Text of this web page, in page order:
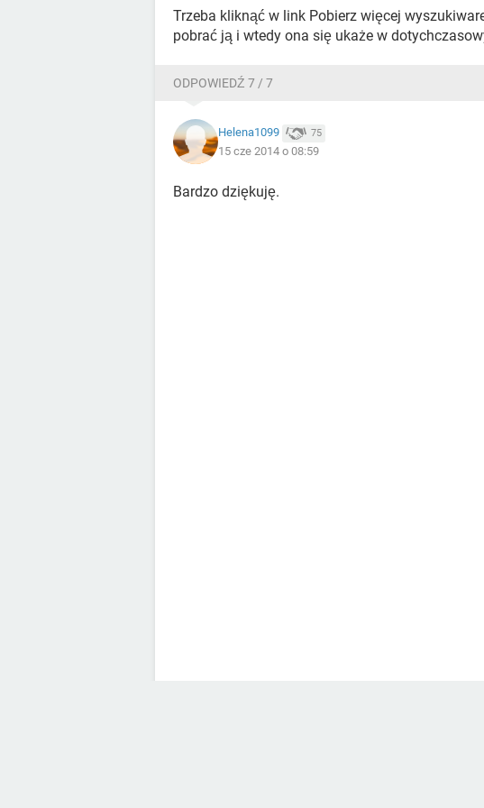
Trzeba kliknąć w link Pobierz więcej
pobrać ją i wtedy ona się ukaże w
ODPOWIEDŹ 7 / 7
Helena1099 75
15 cze 2014 o 08:59
Bardzo dziękuję.